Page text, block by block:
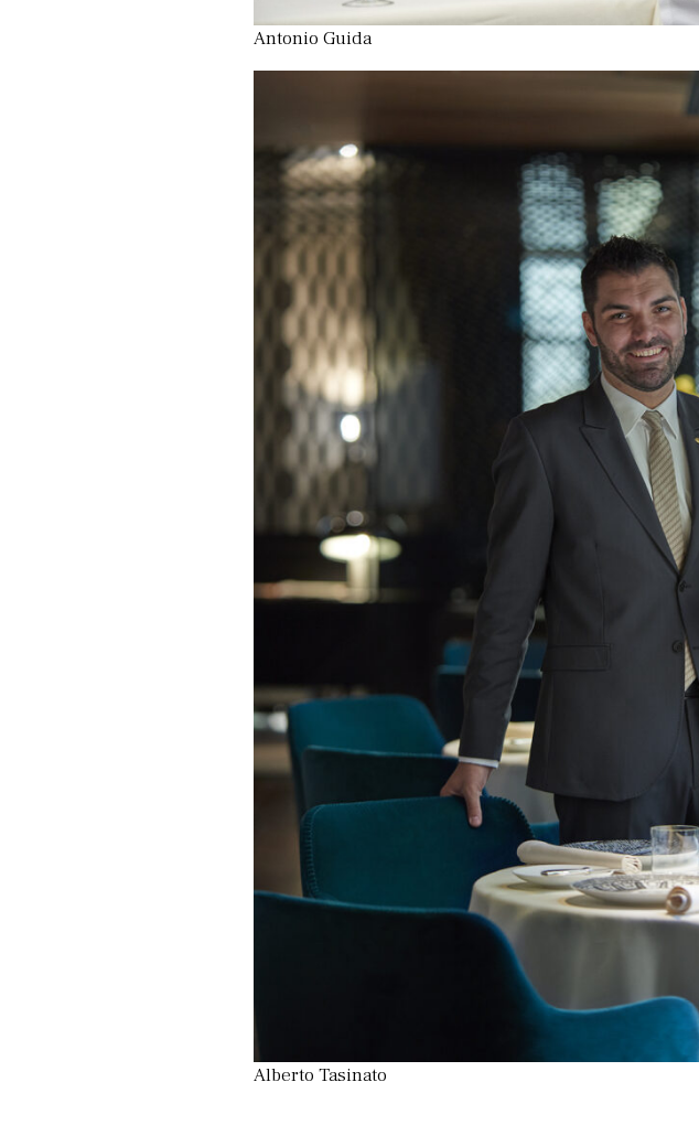
Antonio Guida
Alberto Tasinato